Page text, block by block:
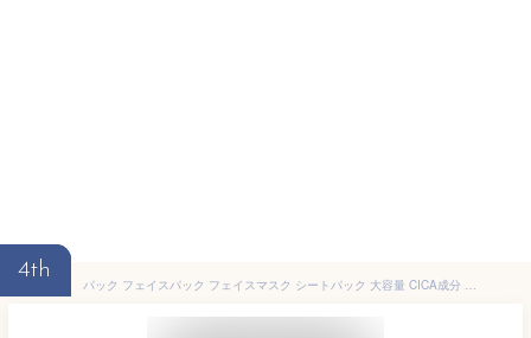
4th
パック フェイスパック フェイスマスク シートパック 大容量 CICA成分 保湿 集中ケア 乾燥 ハリ 弾力 エイジングケア 韓国 35枚入り 2種セット デイリーケア【▲5】【HNB】/ピコモンテフェイスマスク2種セット